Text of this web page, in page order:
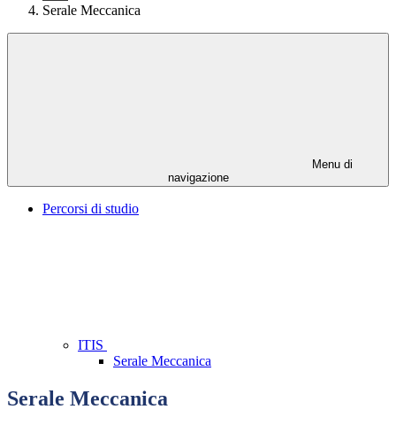
Serale Meccanica
Menu di
navigazione
Percorsi di studio
ITIS
Serale Meccanica
Serale Meccanica